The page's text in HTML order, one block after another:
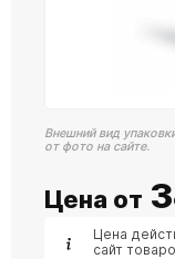
Внешний вид
от фото на сайте.
Цена от
Цена
сайт